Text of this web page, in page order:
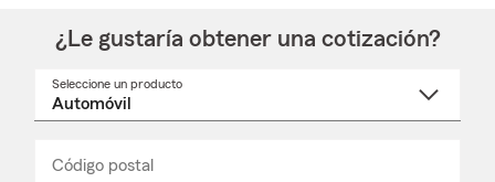
¿Le gustaría obtener una cotización?
Seleccione un producto
Código postal
_____